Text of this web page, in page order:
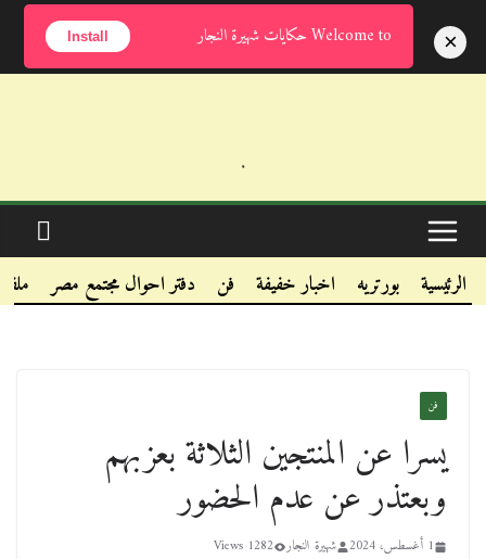
السبت, أغسطس 8, 2026
.
.
.
الرئيسية بورتريه اخبار خفيفة فن دفتر احوال مجتمع مصر
فن
يسرا عن المنتجين الثلاثة بعزبهم
وبعتذر عن عدم الحضور
1 أغسطس، 2024 شهيرة النجار 1282 Views
Welcome to حكايات شهيرة النجار Install ×